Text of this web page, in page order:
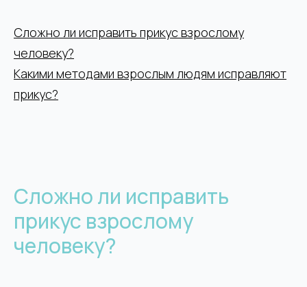
Сложно ли исправить прикус взрослому
человеку?
Какими методами взрослым людям исправляют
прикус?
Сложно ли исправить
прикус взрослому
человеку?